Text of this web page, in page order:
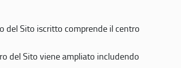
del Sito iscritto comprende il centro
del Sito viene ampliato includendo